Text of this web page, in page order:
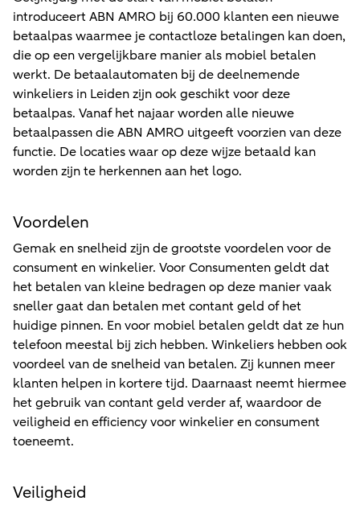
introduceert ABN AMRO bij 60.000 klanten een nieuwe
betaalpas waarmee je contactloze betalingen kan doen,
die op een vergelijkbare manier als mobiel betalen
werkt. De betaalautomaten bij de deelnemende
winkeliers in Leiden zijn ook geschikt voor deze
betaalpas. Vanaf het najaar worden alle nieuwe
betaalpassen die ABN AMRO uitgeeft voorzien van deze
functie. De locaties waar op deze wijze betaald kan
worden zijn te herkennen aan het logo.
Voordelen
Gemak en snelheid zijn de grootste voordelen voor de
consument en winkelier. Voor Consumenten geldt dat
het betalen van kleine bedragen op deze manier vaak
sneller gaat dan betalen met contant geld of het
huidige pinnen. En voor mobiel betalen geldt dat ze hun
telefoon meestal bij zich hebben. Winkeliers hebben ook
voordeel van de snelheid van betalen. Zij kunnen meer
klanten helpen in kortere tijd. Daarnaast neemt hiermee
het gebruik van contant geld verder af, waardoor de
veiligheid en efficiency voor winkelier en consument
toeneemt.
Veiligheid